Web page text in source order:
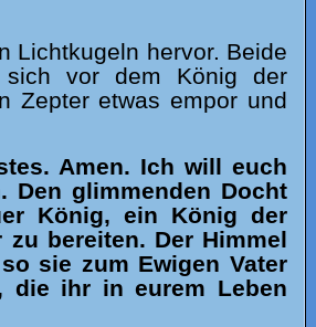
Lichtkugeln hervor. Beide
sich vor dem König der
Zepter etwas empor und
Amen. Ich will euch
Den glimmenden Docht
König, ein König der
bereiten. Der Himmel
sie zum Ewigen Vater
die ihr in eurem Leben